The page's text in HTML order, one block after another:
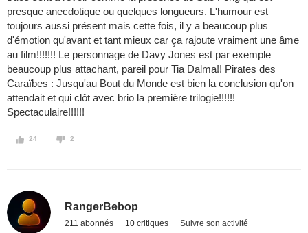
presque anecdotique ou quelques longueurs. L'humour est
toujours aussi présent mais cette fois, il y a beaucoup plus
d'émotion qu'avant et tant mieux car ça rajoute vraiment une âme
au film!!!!!!! Le personnage de Davy Jones est par exemple
beaucoup plus attachant, pareil pour Tia Dalma!! Pirates des
Caraïbes : Jusqu'au Bout du Monde est bien la conclusion qu'on
attendait et qui clôt avec brio la première trilogie!!!!!!
Spectaculaire!!!!!!
24 2
RangerBebop
211 abonnés 10 critiques Suivre son activité